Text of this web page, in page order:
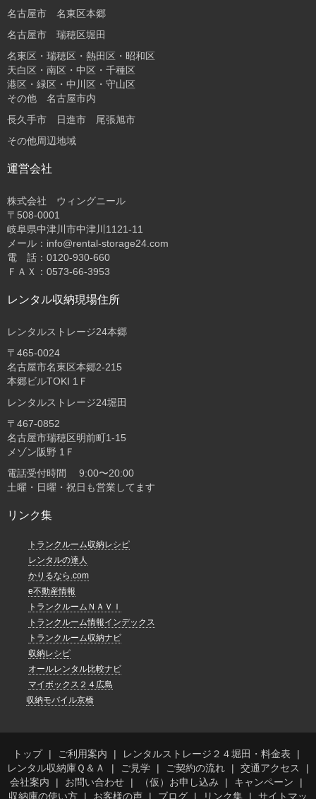
名古屋市 名東区本郷
名古屋市 瑞穂区堀田
名東区・瑞穂区・熱田区・昭和区
天白区・南区・中区・千種区
港区・緑区・中川区・守山区
その他 名古屋市内
長久手市 日進市 尾張旭市
その他周辺地域
運営会社
株式会社 ウィングニール
〒508-0001
岐阜県中津川市中津川1121-11
メール：info@rental-storage24.com
電 話：0120-930-660
ＦＡＸ：0573-66-3953
レンタル収納現場住所
レンタルストレージ24本郷
〒465-0024
名古屋市名東区本郷2-215
本郷ビルTOKI 1Ｆ
レンタルストレージ24堀田
〒467-0852
名古屋市瑞穂区明前町1-15
メゾン阪野 1Ｆ
電話受付時間 9:00〜20:00
土曜・日曜・祝日も営業してます
リンク集
トランクルーム収納レシピ
レンタルの達人
かりるなら.com
e不動産情報
トランクルームＮＡＶＩ
トランクルーム情報インデックス
トランクルーム収納ナビ
収納レシピ
オールレンタル比較ナビ
マイボックス２４広島
収納モバイル京橋
トップ ご利用案内
レンタルストレージ２４堀田・料金表
レンタル収納庫Ｑ＆Ａ
ご見学 ご契約の流れ
交通アクセス
会社案内
お問い合わせ （仮）お申し込み
キャンペーン
収納庫の使い方
お客様の声 ブログ リンク集 サイトマッ